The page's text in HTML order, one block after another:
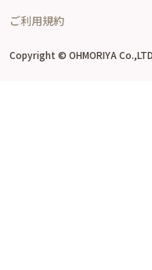
ご利用規約
Copyright © OHMORIYA